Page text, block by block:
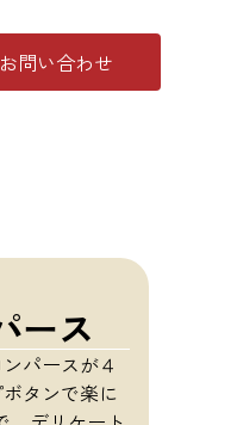
お問い合わせ
ース
パースが４
タンで楽に